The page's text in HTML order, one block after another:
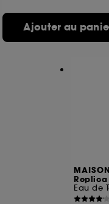
Ajouter au
Replica
Eau de